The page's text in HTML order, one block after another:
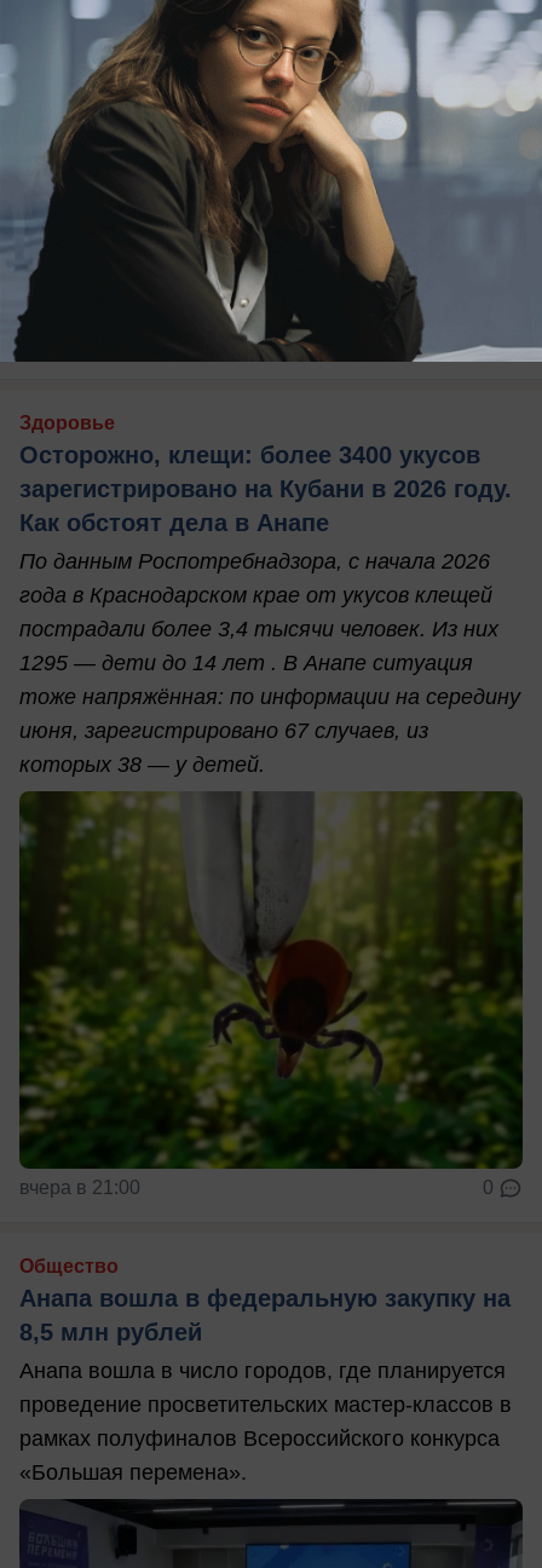
0
Здоровье
Осторожно, клещи: более 3400 укусов
зарегистрировано на Кубани в 2026 году.
Как обстоят дела в Анапе
По данным Роспотребнадзора, с начала 2026
года в Краснодарском крае от укусов клещей
пострадали более 3,4 тысячи человек. Из них
1295 — дети до 14 лет . В Анапе ситуация
тоже напряжённая: по информации на середину
июня, зарегистрировано 67 случаев, из
которых 38 — у детей.
вчера в 21:00 0
Общество
Анапа вошла в федеральную закупку на
8,5 млн рублей
Анапа вошла в число городов, где планируется
проведение просветительских мастер-классов в
рамках полуфиналов Всероссийского конкурса
«Большая перемена».